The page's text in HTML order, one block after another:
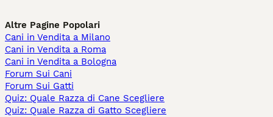
Altre Pagine Popolari
Cani in Vendita a Milano
Cani in Vendita a Roma
Cani in Vendita a Bologna
Forum Sui Cani
Forum Sui Gatti
Quiz: Quale Razza di Cane Scegliere
Quiz: Quale Razza di Gatto Scegliere